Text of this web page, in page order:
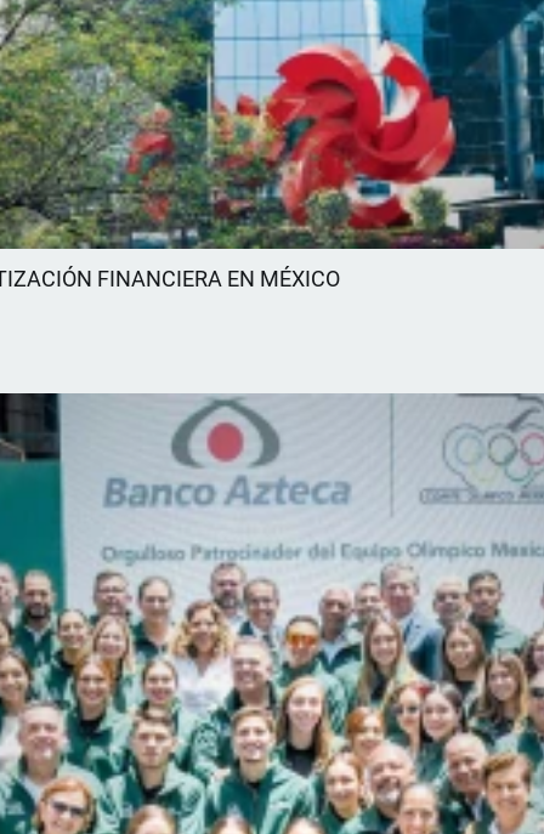
FINANCIERA EN MÉXICO